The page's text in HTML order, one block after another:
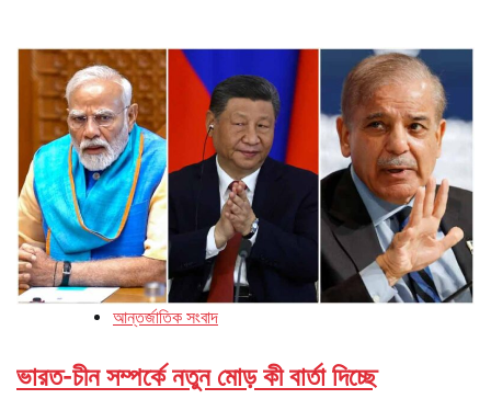
আন্তর্জাতিক সংবাদ
ভারত-চীন সম্পর্কে নতুন মোড় কী বার্তা দিচ্ছে